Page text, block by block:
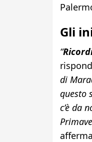
Gli
“
di
questo
c’è da
afferma